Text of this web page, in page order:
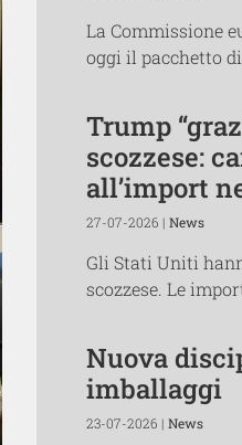
La Commissione
oggi il pacchetto
Trump
scozzese:
all’import
27-07-2026 | News
Gli Stati Uniti
scozzese. Le
Nuova
imballaggi
23-07-2026 | News